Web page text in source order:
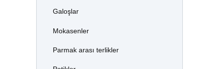
Galoşlar
Mokasenler
Parmak arası terlikler